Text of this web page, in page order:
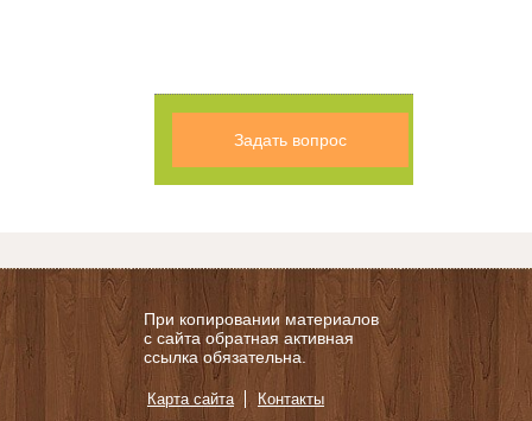
Задать вопрос
При копировании материалов
с сайта обратная активная
ссылка обязательна.
Карта сайта Контакты